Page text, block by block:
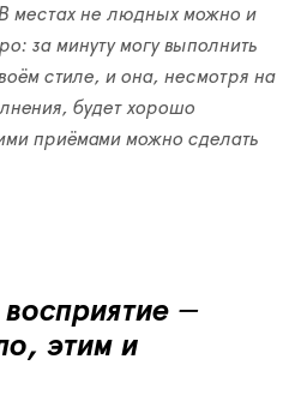
местах не людных можно и
за минуту могу выполнить
стиле, и она, несмотря на
будет хорошо
приёмами можно сделать
—
этим и